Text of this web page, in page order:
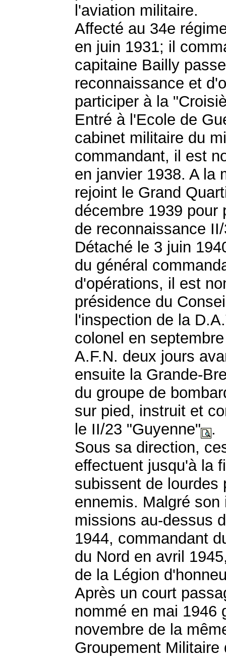
l'aviation militaire.
Affecté au 34e
en juin 1931; il
capitaine Bailly
reconnaissance et
participer à la
Entré à l'Ecole de
cabinet militaire du
commandant, il est
en janvier 1938. A la
rejoint le Grand
décembre 1939 pour
de reconnaissance
Détaché le 3 juin
du général
d'opérations, il est
présidence du
l'inspection de la
colonel en
A.F.N. deux jours
ensuite la Grande-
du groupe de
sur pied, instruit et
le II/23 "Guyenne"
.
Sous sa direction,
effectuent jusqu'à la
subissent de lourdes
ennemis. Malgré
missions au-dessus
1944, commandant
du Nord en avril
de la Légion
Après un court
nommé en mai 1946
novembre de la
Groupement Militaire